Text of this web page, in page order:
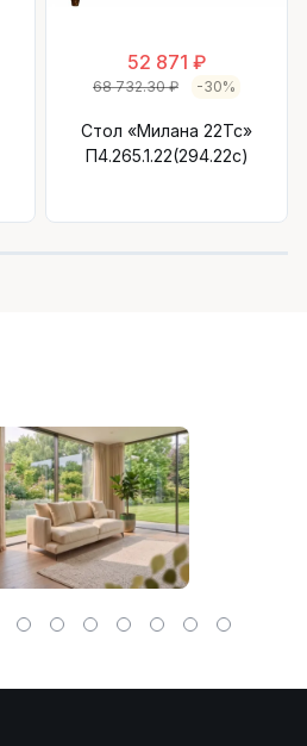
52 871 ₽
68 732.30 ₽ -30%
Стол «Милана 22Тс»
П4.265.1.22(294.22с)